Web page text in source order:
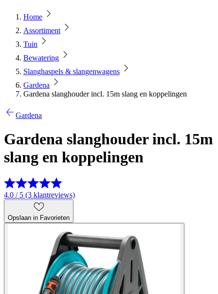
Home
Assortiment
Tuin
Bewatering
Slanghaspels & slangenwagens
Gardena
Gardena slanghouder incl. 15m slang en koppelingen
Gardena
Gardena slanghouder incl. 15m
slang en koppelingen
4.0 / 5 (3 klantreviews)
Opslaan in Favorieten